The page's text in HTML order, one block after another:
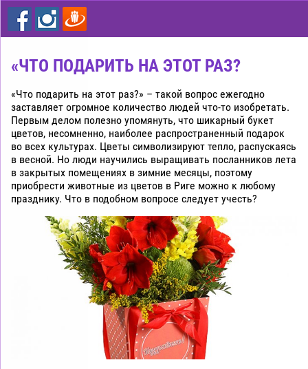
цветы
дешево
Рига
«ЧТО ПОДАРИТЬ НА ЭТОТ РАЗ?
«Что подарить на этот раз?» – такой вопрос ежегодно
заставляет огромное количество людей что-то изобретать.
Первым делом полезно упомянуть, что шикарный букет
цветов, несомненно, наиболее распространенный подарок
во всех культурах. Цветы символизируют тепло, распускаясь
в весной. Но люди научились выращивать посланников лета
в закрытых помещениях в зимние месяцы, поэтому
приобрести животные из цветов в Риге можно к любому
празднику. Что в подобном вопросе следует учесть?